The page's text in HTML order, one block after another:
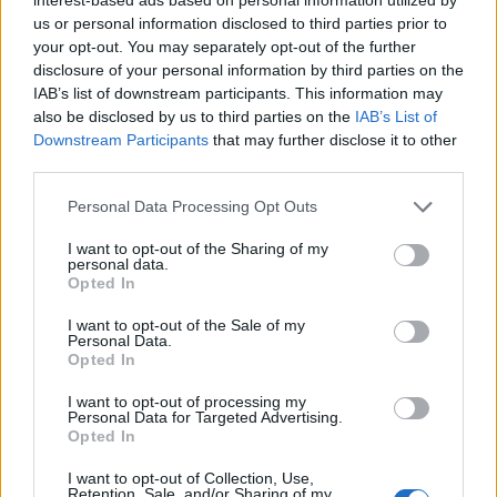
us or personal information disclosed to third parties prior to
your opt-out. You may separately opt-out of the further
disclosure of your personal information by third parties on the
IAB’s list of downstream participants. This information may
also be disclosed by us to third parties on the IAB’s List of
Downstream Participants that may further disclose it to other
Please note that this website/app uses one or more Google
not limited to your visit or usage behaviour. You may click to
grant or deny consent to Google and its third-party tags to
use your data for below specified purposes in below Google
consent section.
Personal Data Processing Opt Outs
I want to opt-out of the Sharing of my
personal data.
Opted In
I want to opt-out of the Sale of my
Personal Data.
Opted In
I want to opt-out of processing my
Personal Data for Targeted Advertising.
Opted In
I want to opt-out of Collection, Use,
Retention, Sale, and/or Sharing of my
Othello a Vígszínházban
szinhazhu•2009. június 19.
sorozatának következő darabja, az Othello Eszenyi
Enikő rendezésében. A színház kiváló művészei-
Börcsök Enikő, Reviczky Gábor, Vallai Péter, Tahi
Tóth László és Varju Kálmán - mellett a közönség
három vendégművészt is láthat az előadásban. Jagót